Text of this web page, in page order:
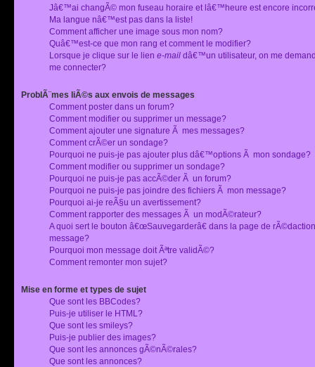
Jâ€™ai changÃ© mon fuseau horaire et lâ€™heure est encore
Ma langue nâ€™est pas dans la liste!
Comment afficher une image sous mon nom?
Quâ€™est-ce que mon rang et comment le modifier?
Lorsque je clique sur le lien e-mail dâ€™un utilisateur, on me
me connecter?
ProblÃ¨mes liÃ©s aux envois de messages
Comment poster dans un forum?
Comment modifier ou supprimer un message?
Comment ajouter une signature Ã mes messages?
Comment crÃ©er un sondage?
Pourquoi ne puis-je pas ajouter plus dâ€™options Ã mon sondage?
Comment modifier ou supprimer un sondage?
Pourquoi ne puis-je pas accÃ©der Ã un forum?
Pourquoi ne puis-je pas joindre des fichiers Ã mon message?
Pourquoi ai-je reÃ§u un avertissement?
Comment rapporter des messages Ã un modÃ©rateur?
A quoi sert le bouton â€œSauvegarderâ€ dans la page de
message?
Pourquoi mon message doit Ãªtre validÃ©?
Comment remonter mon sujet?
Mise en forme et types de sujet
Que sont les BBCodes?
Puis-je utiliser le HTML?
Que sont les smileys?
Puis-je publier des images?
Que sont les annonces gÃ©nÃ©rales?
Que sont les annonces?